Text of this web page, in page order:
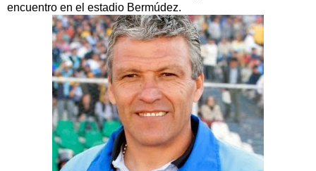
encuentro en el estadio Bermúdez.